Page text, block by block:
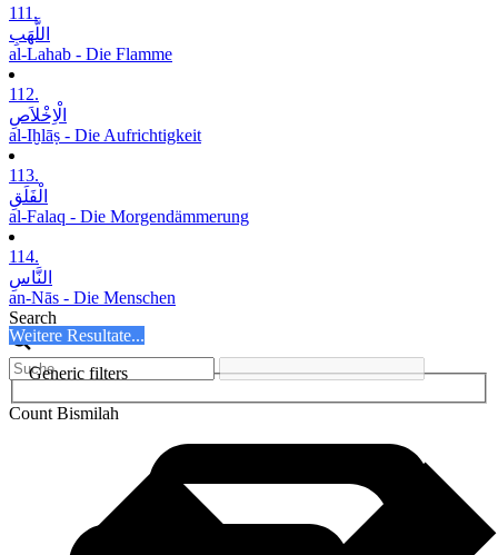
111.
اللَّھَبِ
al-Lahab - Die Flamme
112.
الْاِخْلاَصِ
al-Iḫlāṣ - Die Aufrichtigkeit
113.
الْفَلَقِ
al-Falaq - Die Morgendämmerung
114.
النَّاسِ
an-Nās - Die Menschen
Search
Weitere Resultate...
Generic filters
Count Bismilah